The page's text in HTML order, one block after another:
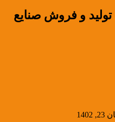
و فروش صنایع
1402